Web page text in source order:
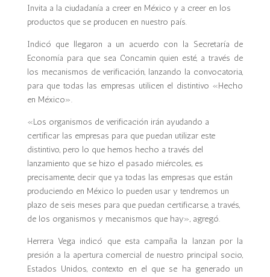
Invita a la ciudadanía a creer en México y a creer en los
productos que se producen en nuestro país.
Indicó que llegaron a un acuerdo con la Secretaría de
Economía para que sea Concamin quien esté, a través de
los mecanismos de verificación, lanzando la convocatoria,
para que todas las empresas utilicen el distintivo «Hecho
en México».
«Los organismos de verificación irán ayudando a
certificar las empresas para que puedan utilizar este
distintivo, pero lo que hemos hecho a través del
lanzamiento que se hizo el pasado miércoles, es
precisamente, decir que ya todas las empresas que están
produciendo en México lo pueden usar y tendremos un
plazo de seis meses para que puedan certificarse, a través,
de los organismos y mecanismos que hay», agregó.
Herrera Vega indicó que esta campaña la lanzan por la
presión a la apertura comercial de nuestro principal socio,
Estados Unidos, contexto en el que se ha generado un